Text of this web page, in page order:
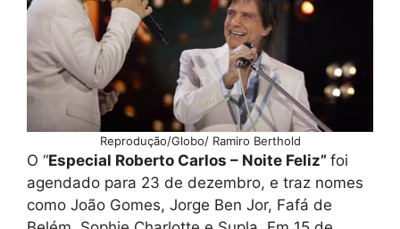
Reprodução/Globo/ Ramiro Berthold
O “Especial Roberto Carlos – Noite Feliz” foi
agendado para 23 de dezembro, e traz nomes
como João Gomes, Jorge Ben Jor, Fafá de